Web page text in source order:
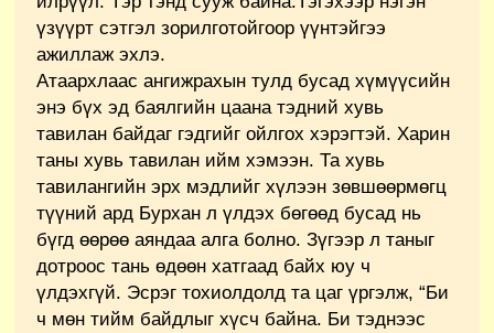
үзүүрт сэтгэл зорилготойгоор үүнтэйгээ
ажиллаж эхлэ.
Атаархлаас ангижрахын тулд бусад хүмүүсийн
энэ бүх эд баялгийн цаана тэдний хувь
тавилан байдаг гэдгийг ойлгох хэрэгтэй. Харин
таны хувь тавилан ийм хэмээн. Та хувь
тавилангийн эрх мэдлийг хүлээн зөвшөөрмөгц
түүний ард Бурхан л үлдэх бөгөөд бусад нь
бүгд өөрөө аяндаа алга болно. Зүгээр л таныг
дотроос тань өдөөн хатгаад байх юу ч
үлдэхгүй. Эсрэг тохиолдолд та цаг үргэлж, “Би
ч мөн тийм байдлыг хүсч байна. Би тэднээс